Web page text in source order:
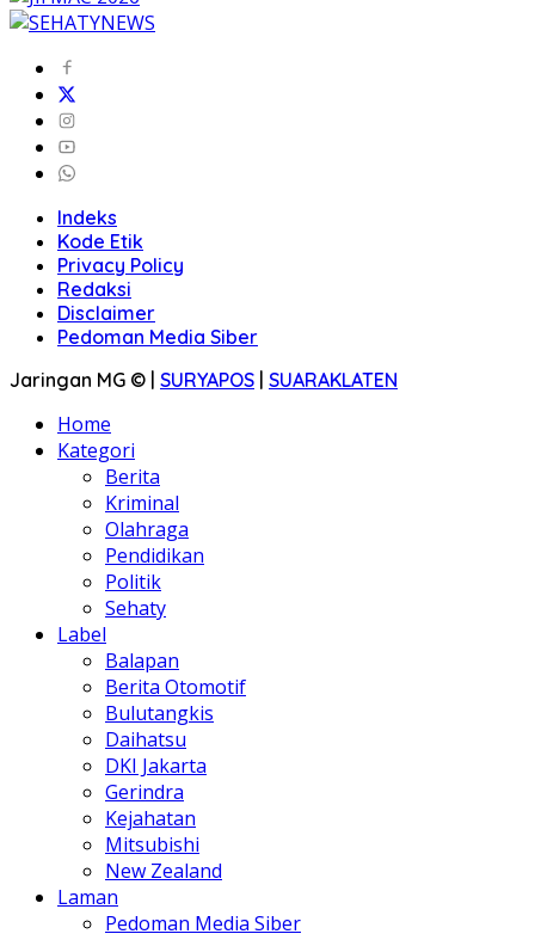
Indeks
Kode Etik
Privacy Policy
Redaksi
Disclaimer
Pedoman Media Siber
Jaringan MG © | SURYAPOS SUARAKLATEN
Home
Kategori
Berita
Kriminal
Olahraga
Pendidikan
Politik
Sehaty
Label
Balapan
Berita Otomotif
Bulutangkis
Daihatsu
DKI Jakarta
Gerindra
Kejahatan
Mitsubishi
New Zealand
Laman
Pedoman Media Siber